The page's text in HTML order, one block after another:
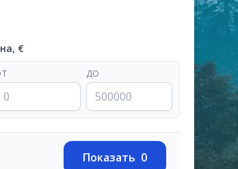
€
ДО
Показать 0